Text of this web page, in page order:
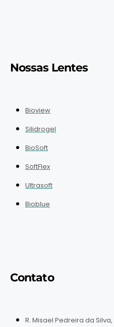
Nossas Lentes
Bioview
Silidrogel
BioSoft
SoftFlex
Ultrasoft
Bioblue
Contato
R. Misael Pedreira da